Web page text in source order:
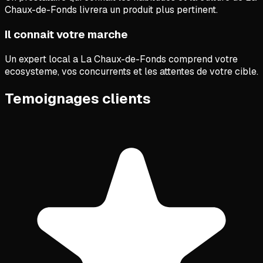
Chaux-de-Fonds livrera un produit plus pertinent.
Il connait votre marche
Un expert local a La Chaux-de-Fonds comprend votre
ecosysteme, vos concurrents et les attentes de votre cible.
Temoignages clients